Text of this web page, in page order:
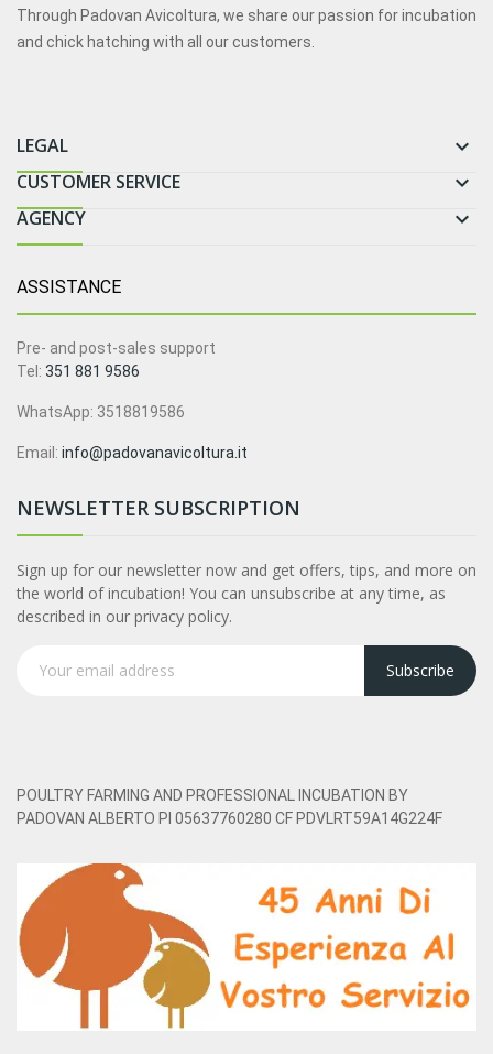
Through Padovan Avicoltura, we share our passion for incubation
and chick hatching with all our customers.
LEGAL 
CUSTOMER SERVICE 
AGENCY 
ASSISTANCE
Pre- and post-sales support
Tel: 351 881 9586
WhatsApp: 3518819586
Email: info@padovanavicoltura.it
NEWSLETTER SUBSCRIPTION
Sign up for our newsletter now and get offers, tips, and more on
the world of incubation! You can unsubscribe at any time, as
described in our privacy policy.
Subscribe
POULTRY FARMING AND PROFESSIONAL INCUBATION BY
PADOVAN ALBERTO PI 05637760280 CF PDVLRT59A14G224F